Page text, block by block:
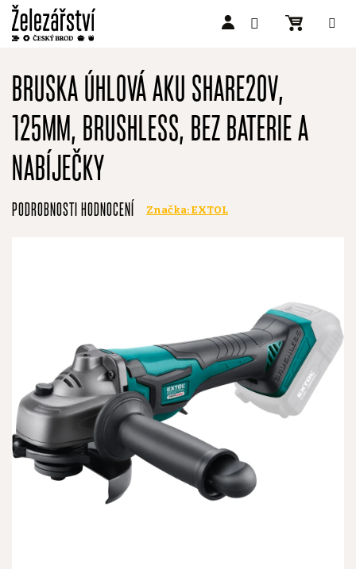
obsah
BRUSKA ÚHLOVÁ AKU SHARE20V,
125MM, BRUSHLESS, BEZ BATERIE A
NABÍJEČKY
Průměrné
hodnocení
PODROBNOSTI HODNOCENÍ Značka: EXTOL